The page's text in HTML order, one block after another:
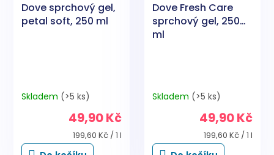
Dove sprchový gel,
petal soft, 250 ml
Skladem (>5 ks)
49,90 Kč
Měrná
cena:
199,60 Kč / 1 l
Dove Fresh Care
sprchový gel, 250
ml
Skladem (>5 ks)
49,90 Kč
Měrná
cena:
199,60 Kč / 1 l